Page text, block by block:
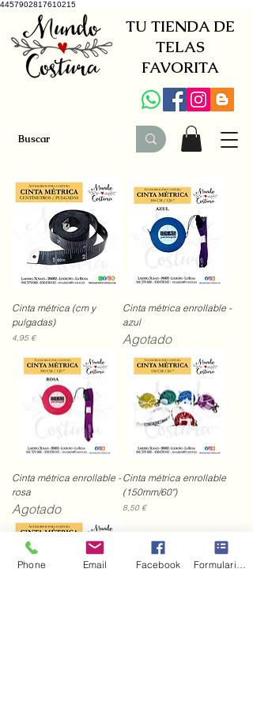
4457902817610215
TU TIENDA DE
TELAS
FAVORITA
Cinta métrica (cm y
pulgadas)
Precio
4,95 €
Cinta métrica enrollable -
azul
Agotado
Cinta métrica enrollable -
rosa
Agotado
Cinta métrica enrollable
(150mm/60")
Precio
8,50 €
Phone Email Facebook